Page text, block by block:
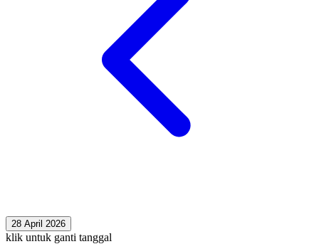
28 April 2026
klik untuk ganti tanggal